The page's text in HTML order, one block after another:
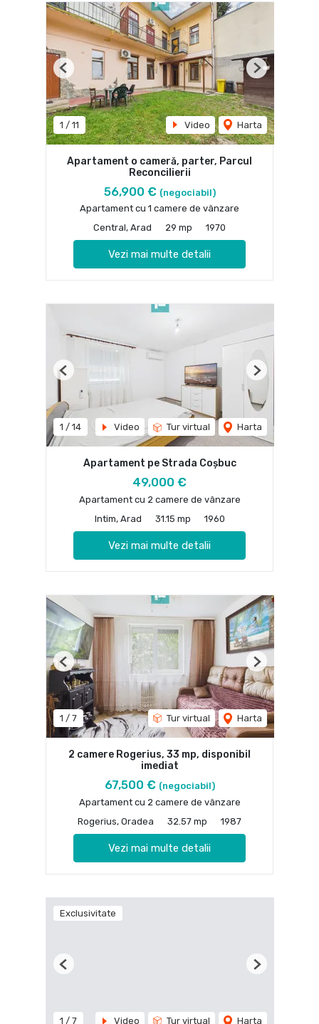
1 / 11 Video Harta
Previous Next
Apartament o cameră, parter, Parcul
Reconcilierii
56,900 € (negociabil)
Apartament cu 1 camere de vânzare
Central, Arad
29 mp 1970
Vezi mai multe detalii
1 / 14 Video Tur virtual Harta
Previous Next
Apartament pe Strada Coșbuc
49,000 €
Apartament cu 2 camere de vânzare
Intim, Arad
31.15 mp 1960
Vezi mai multe detalii
1 / 7 Tur virtual Harta
Previous Next
2 camere Rogerius, 33 mp, disponibil
imediat
67,500 € (negociabil)
Apartament cu 2 camere de vânzare
Rogerius, Oradea
32.57 mp 1987
Vezi mai multe detalii
Exclusivitate
1 / 7 Video Tur virtual Harta
Previous Next